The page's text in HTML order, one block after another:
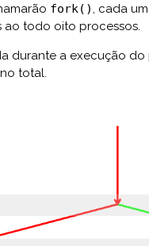
fork()
, cada
ao todo oito processos.
durante a execução
total.